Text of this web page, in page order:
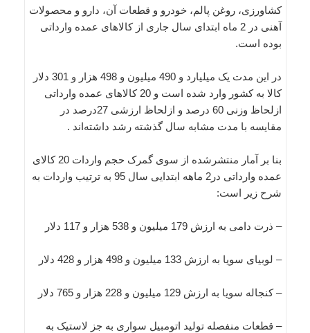
کشاورزی، روغن پالم، خودرو و قطعات آن، دارو و محصولات
آهنی در 2 ماه ابتدای سال جاری از کالاهای عمده وارداتی
بوده است.
در این مدت یک میلیارد و 490 میلیون و 498 هزار و 301 دلار
کالا به کشور وارد شده است و 20 کالاهای عمده وارداتی
ازلحاظ وزنی 60 درصد و ازلحاظ ارزشی 27درصد در
مقایسه با مدت مشابه سال گذشته رشد داشته‌اند .
بنا بر آمار منتشرشده از سوی گمرک حجم واردات 20 کالای
عمده وارداتی در2 ماهه ابتدایی سال 95 به ترتیب واردات به
شرح زیر است:
– ذرت دامی به ارزش 179 میلیون و 538 هزار و 117 دلار
– لوبیای سویا به ارزش 133 میلیون و 498 هزار و 428 دلار
– کنجاله سویا به ارزش 129 میلیون و 228 هزار و 765 دلار
– قطعات منفصله تولید اتومبیل سواری به جز لاستیک به